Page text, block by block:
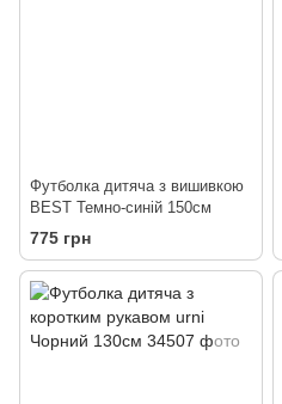
Футболка дитяча з вишивкою
BEST Темно-синій 150см
775 грн